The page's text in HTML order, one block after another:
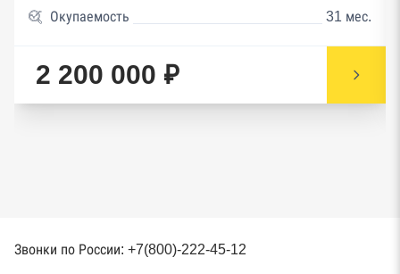
Окупаемость
31 мес.
2 200 000 ₽
Звонки по России: +7(800)-222-45-12